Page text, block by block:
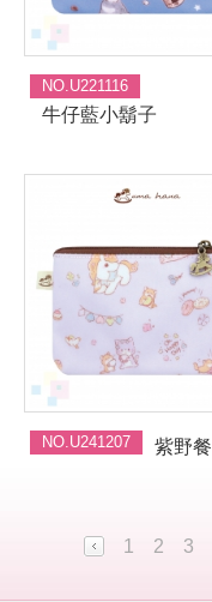
NO.U221116
牛仔藍小鬍子
NO.U241207 紫野餐
1 2 3